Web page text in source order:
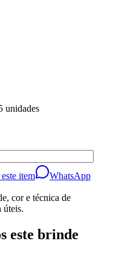
unidades
item WhatsApp
cor e técnica de
úteis.
este brinde